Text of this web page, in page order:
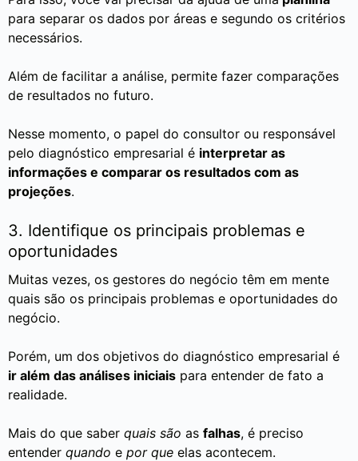
para separar os dados por áreas e segundo os critérios
necessários.
Além de facilitar a análise, permite fazer comparações
de resultados no futuro.
Nesse momento, o papel do consultor ou responsável
pelo diagnóstico empresarial é interpretar as
informações e comparar os resultados com as
projeções.
3. Identifique os principais problemas e
oportunidades
Muitas vezes, os gestores do negócio têm em mente
quais são os principais problemas e oportunidades do
negócio.
Porém, um dos objetivos do diagnóstico empresarial é
ir além das análises iniciais para entender de fato a
realidade.
Mais do que saber quais são as falhas, é preciso
entender quando e por que elas acontecem.